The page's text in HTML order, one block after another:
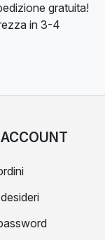
gratuita!
in 3-4